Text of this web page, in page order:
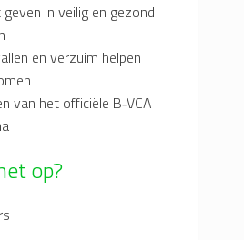
geven in veilig en gezond
en verzuim helpen
van het officiële B‑VCA
op?